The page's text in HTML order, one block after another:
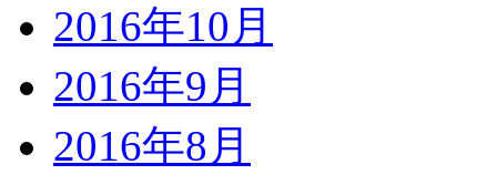
2016年10月
2016年9月
2016年8月